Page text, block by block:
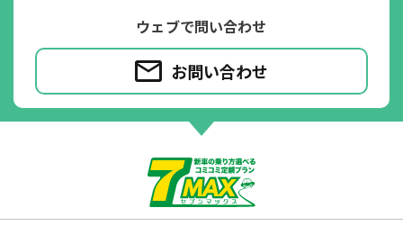
ウェブで問い合わせ
お問い合わせ